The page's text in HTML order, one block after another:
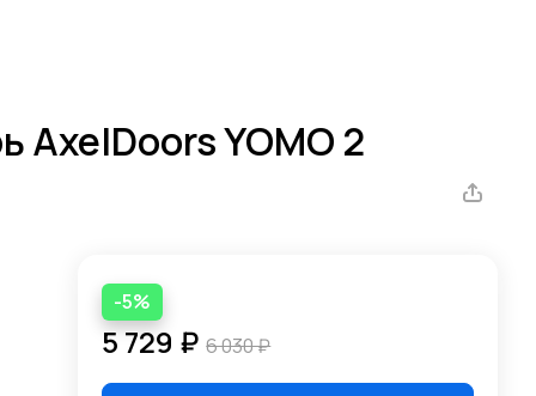
YOMO 2
-5%
5 729 ₽ 6 030 ₽